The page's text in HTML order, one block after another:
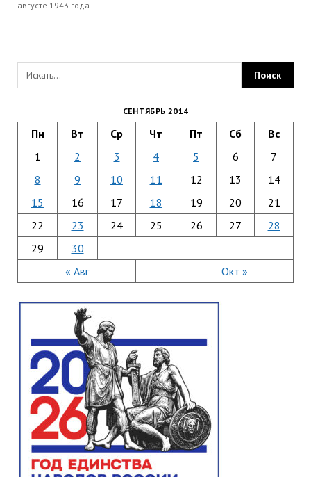
августе 1943 года.
СЕНТЯБРЬ 2014
Пн Вт Ср Чт Пт Сб Вс
« Авг Окт »
1 2 3 4 5 6
7
8
9 10 11 12 13
14
15
16 17 18 19 20
21
22
23 24 25 26 27
28
29
30